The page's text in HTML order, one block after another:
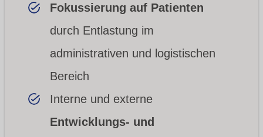
Fokussierung auf Patienten
durch Entlastung im
administrativen und logistischen
Bereich
Interne und externe
Entwicklungs- und